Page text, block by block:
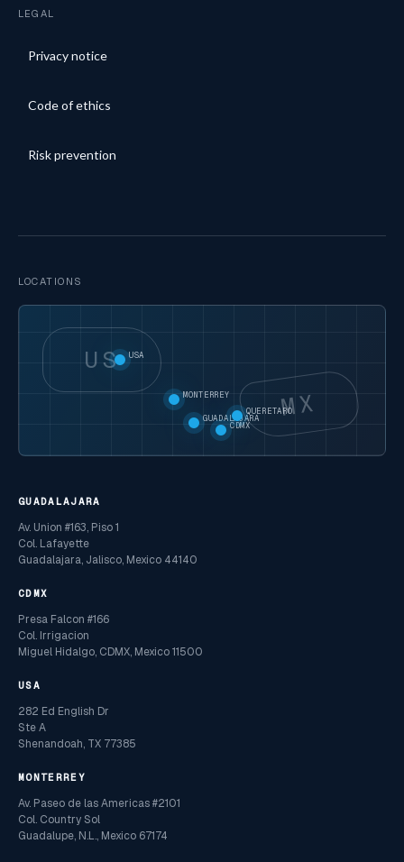
LEGAL
Privacy notice
Code of ethics
Risk prevention
LOCATIONS
US
MX
USA
MONTERREY
GUADALAJARA
CDMX
QUERETARO
GUADALAJARA
Av. Union #163, Piso 1
Col. Lafayette
Guadalajara, Jalisco, Mexico 44140
CDMX
Presa Falcon #166
Col. Irrigacion
Miguel Hidalgo, CDMX, Mexico 11500
USA
282 Ed English Dr
Ste A
Shenandoah, TX 77385
MONTERREY
Av. Paseo de las Americas #2101
Col. Country Sol
Guadalupe, N.L., Mexico 67174